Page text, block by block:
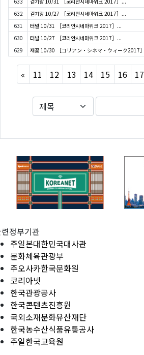
632
걷기왕 10/27 ［코리안시네마위크 2017］...
631
터널 10/31 ［코리안시네마위크 2017］...
630
터널 10/27 ［코리안시네마위크 2017］...
629
재꽃 10/30 ［コリアン・シネマ・ウィーク2017］
« Previous
11 12 13 14 15 16 17
정부기관
주일본대한민국대사관
문화체육관광부
주오사카한국문화원
코리아넷
한국관광공사
한국콘텐츠진흥원
국외소재문화유산재단
한국농수산식품유통공사
주일한국교육원